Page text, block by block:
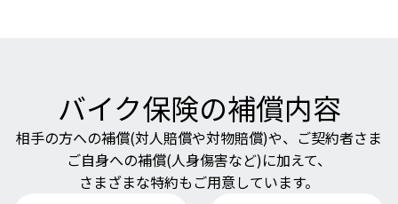
バイク保険の補償内容
相手の方への補償(対人賠償や対物賠償)や、ご契約者さま
ご自身への補償(人身傷害など)に加えて、
さまざまな特約もご用意しています。